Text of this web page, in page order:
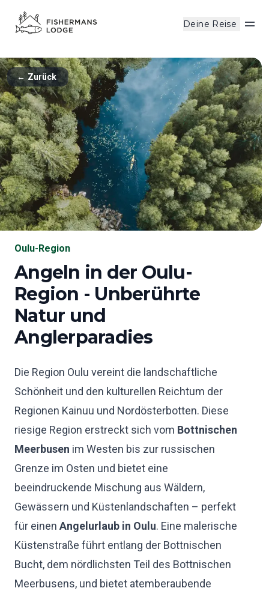
Deine Reise
← Zurück
Oulu-Region
Angeln in der Oulu-
Region - Unberührte
Natur und
Anglerparadies
Die Region Oulu vereint die landschaftliche
Schönheit und den kulturellen Reichtum der
Regionen Kainuu und Nordösterbotten. Diese
riesige Region erstreckt sich vom Bottnischen
Meerbusen im Westen bis zur russischen
Grenze im Osten und bietet eine
beeindruckende Mischung aus Wäldern,
Gewässern und Küstenlandschaften – perfekt
für einen Angelurlaub in Oulu. Eine malerische
Küstenstraße führt entlang der Bottnischen
Bucht, dem nördlichsten Teil des Bottnischen
Meerbusens, und bietet atemberaubende